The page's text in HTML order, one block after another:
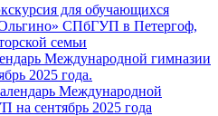
для обучающихся
СПбГУП в Петергоф,
семьи
Международной
сентябрь 2025 года